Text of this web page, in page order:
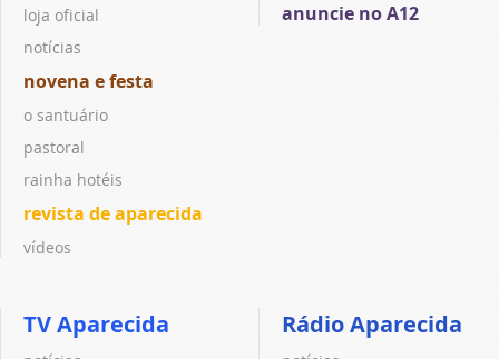
loja oficial
notícias
novena e festa
o santuário
pastoral
rainha hotéis
revista de aparecida
vídeos
anuncie no A12
TV Aparecida Rádio Aparecida